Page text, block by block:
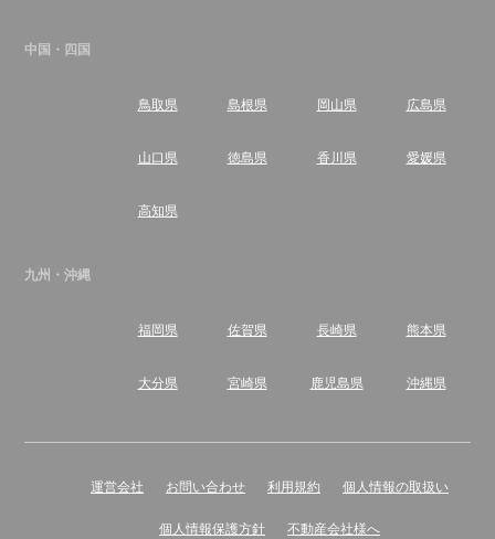
中国・四国
鳥取県 島根県 岡山県 広島県
山口県 徳島県 香川県 愛媛県
高知県
九州・沖縄
福岡県 佐賀県 長崎県 熊本県
大分県 宮崎県 鹿児島県 沖縄県
運営会社 お問い合わせ 利用規約 個人情報の取扱い
個人情報保護方針 不動産会社様へ